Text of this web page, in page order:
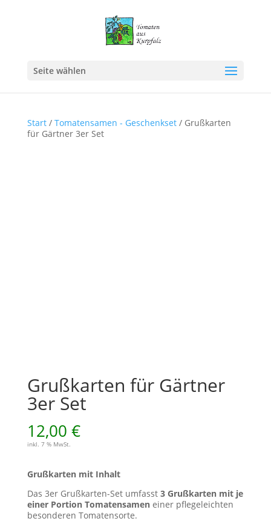
Seite wählen
Start/ Tomatensamen - Geschenkset/ Grußkarten
für Gärtner 3er Set
Grußkarten für Gärtner
3er Set
12,00 €
inkl. 7 % MwSt.
Grußkarten mit Inhalt
Das 3er Grußkarten-Set umfasst 3 Grußkarten mit je
einer Portion Tomatensameneiner pflegeleichten
besonderen Tomatensorte.